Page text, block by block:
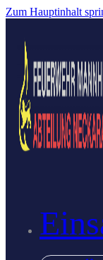
Zum Hauptinhalt